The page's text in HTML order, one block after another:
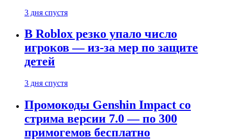
3 дня спустя
В Roblox резко упало число
игроков — из-за мер по защите
детей
3 дня спустя
Промокоды Genshin Impact со
стрима версии 7.0 — по 300
примогемов бесплатно